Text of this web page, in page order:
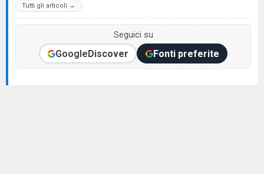
Tutti gli articoli →
Seguici su
GoogleDiscover Fonti preferite